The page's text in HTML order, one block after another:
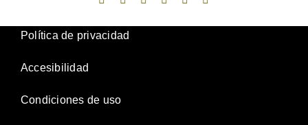
Política de privacidad
Accesibilidad
Condiciones de uso